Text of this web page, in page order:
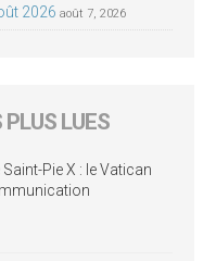
2026 août 7, 2026
LUES
Pie X : le Vatican